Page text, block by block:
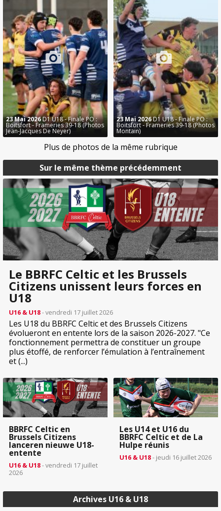
Sur le même thème précédemment
Le BBRFC Celtic et les Brussels
Citizens unissent leurs forces en
U18
U16 & U18- vendredi 17 juillet 2026
Les U18 du BBRFC Celtic et des Brussels Citizens
évolueront en entente lors de la saison 2026-2027. "Ce
fonctionnement permettra de constituer un groupe
plus étoffé, de renforcer l’émulation à l’entraînement
et (...)
BBRFC Celtic en
Brussels Citizens
lanceren nieuwe U18-
entente
U16 & U18- vendredi 17 juillet
2026
Les U14 et U16 du
BBRFC Celtic et de La
Hulpe réunis
U16 & U18- jeudi 16 juillet 2026
Archives U16 & U18
23 Mai 2026D1 U18 - Finale PO :
Boitsfort - Frameries 39-18 (Photos
Jean-Jacques De Neyer)
23 Mai 2026D1 U18 - Finale PO :
Boitsfort - Frameries 39-18 (Photos
Montain)
Plus de photos de la même rubrique